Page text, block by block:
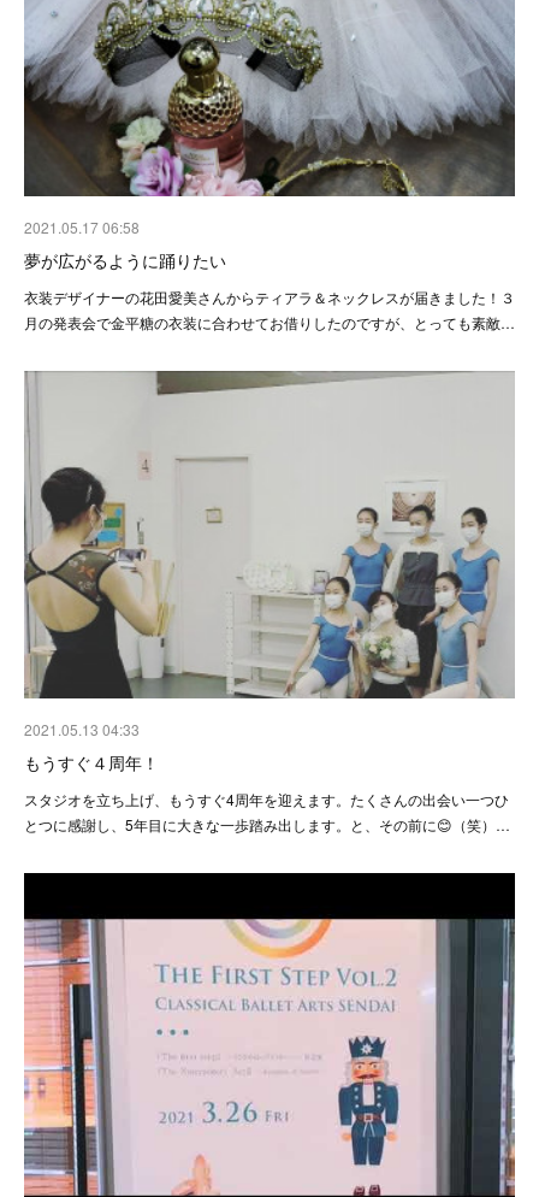
2021.05.17 06:58
夢が広がるように踊りたい
衣装デザイナーの花田愛美さんからティアラ＆ネックレスが届きました！３
月の発表会で金平糖の衣装に合わせてお借りしたのですが、とっても素敵…
2021.05.13 04:33
もうすぐ４周年！
スタジオを立ち上げ、もうすぐ4周年を迎えます。たくさんの出会い一つひ
とつに感謝し、5年目に大きな一歩踏み出します。と、その前に😊（笑）…